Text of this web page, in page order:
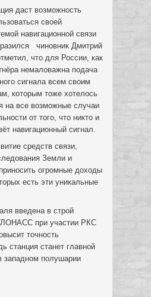
даст возможность
своей
навигационной связи
чиновник Дмитрий
что для России, как
немаловажна подача
сигнала всем своим
которым тоже хотелось
на все возможные случаи
от того, что никто и
навигационный сигнал.
средств связи,
Земли и
огромные доходы
есть эти уникальные
введена в строй
при участии РКС
точность
станция станет главной
западном полушарии